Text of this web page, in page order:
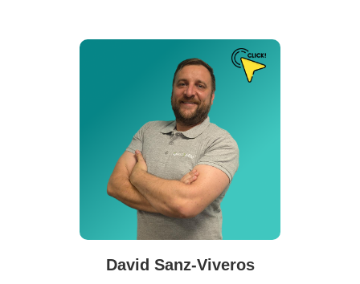
David Sanz-Viveros
Puesto de Trabajo
Técnico Informático
Delegación:
Madrid
Cita:
❝ El ordenador nació para resolver problemas que antes no
existían ❞